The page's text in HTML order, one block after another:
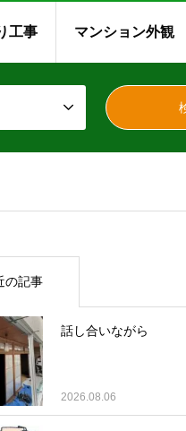
工事 マンション外観
の記事
話し合いながら
2026.08.06